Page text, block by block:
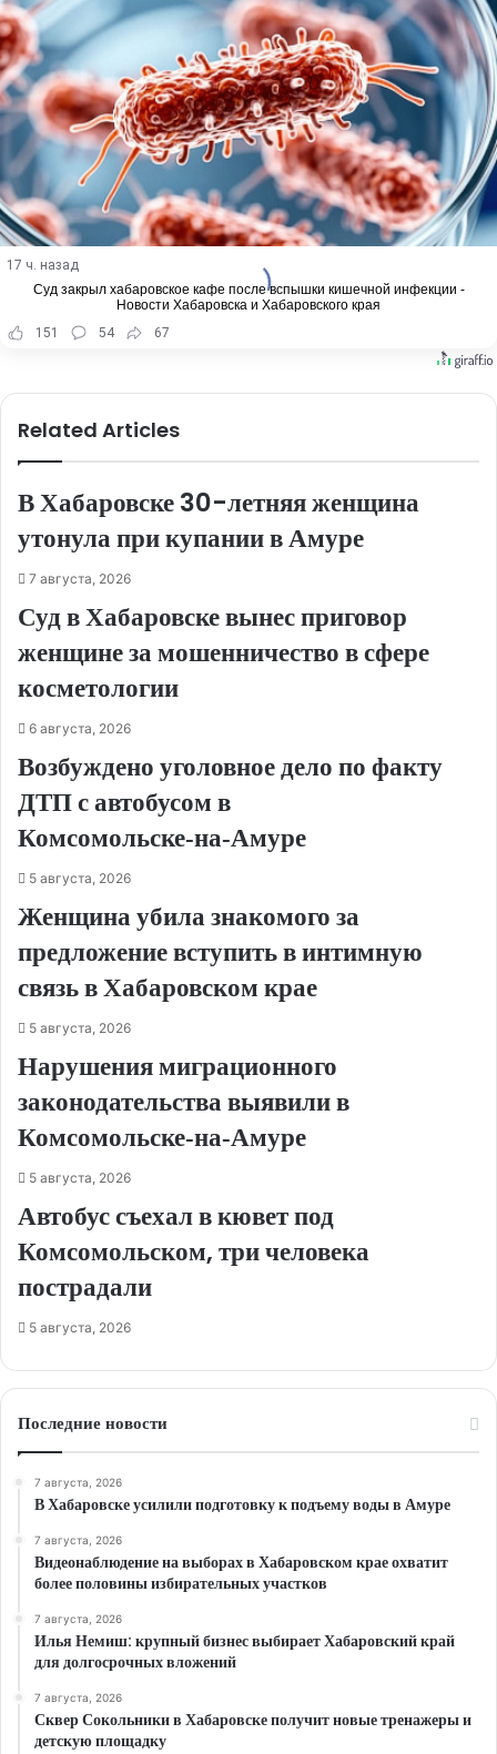
17 ч. назад
Суд закрыл хабаровское кафе после вспышки кишечной инфекции -
Новости Хабаровска и Хабаровского края
151
54 67
Related Articles
В Хабаровске 30-летняя женщина
утонула при купании в Амуре
7 августа, 2026
Суд в Хабаровске вынес приговор
женщине за мошенничество в сфере
косметологии
6 августа, 2026
Возбуждено уголовное дело по факту
ДТП с автобусом в
Комсомольске‑на‑Амуре
5 августа, 2026
Женщина убила знакомого за
предложение вступить в интимную
связь в Хабаровском крае
5 августа, 2026
Нарушения миграционного
законодательства выявили в
Комсомольске‑на‑Амуре
5 августа, 2026
Автобус съехал в кювет под
Комсомольском, три человека
пострадали
5 августа, 2026
Последние новости
7 августа, 2026
В Хабаровске усилили подготовку к подъему воды в Амуре
7 августа, 2026
Видеонаблюдение на выборах в Хабаровском крае охватит
более половины избирательных участков
7 августа, 2026
Илья Немиш: крупный бизнес выбирает Хабаровский край
для долгосрочных вложений
7 августа, 2026
Сквер Сокольники в Хабаровске получит новые тренажеры и
детскую площадку